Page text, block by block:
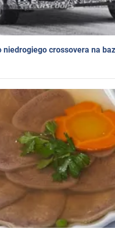
crossovera na